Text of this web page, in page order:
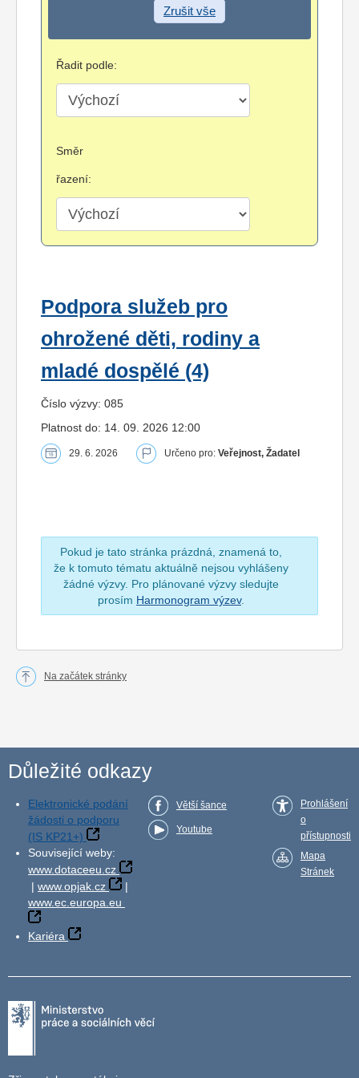
Zrušit vše
Řadit podle:
Směr
řazení:
Podpora služeb pro
ohrožené děti, rodiny a
mladé dospělé (4)
Číslo výzvy: 085
Platnost do: 14. 09. 2026 12:00
29. 6. 2026 Určeno pro: Veřejnost, Žadatel
Pokud je tato stránka prázdná, znamená to,
že k tomuto tématu aktuálně nejsou vyhlášeny
žádné výzvy. Pro plánované výzvy sledujte
prosím Harmonogram výzev.
Na začátek stránky
Důležité odkazy
Elektronické podání
žádosti o podporu
(IS KP21+)
Související weby:
www.dotaceeu.cz
| www.opjak.cz
|
www.ec.europa.eu
Kariéra
Větší šance
Youtube
Prohlášení
o
přístupnosti
Mapa
Stránek